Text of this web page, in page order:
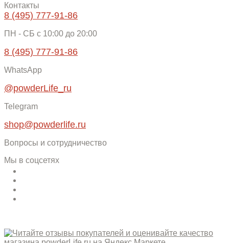
Контакты
8 (495) 777-91-86
ПН - СБ c 10:00 до 20:00
8 (495) 777-91-86
WhatsApp
@powderLife_ru
Telegram
shop@powderlife.ru
Вопросы и сотрудничество
Мы в соцсетях